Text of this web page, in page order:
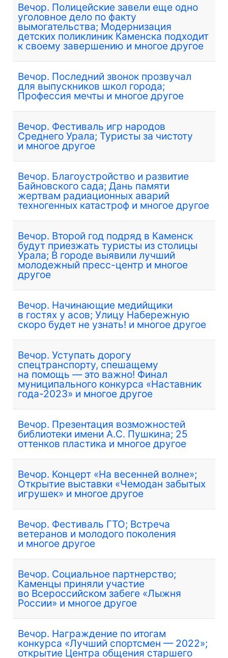
Вечор. Полицейские завели еще одно
уголовное дело по факту
вымогательства; Модернизация
детских поликлиник Каменска подходит
к своему завершению и многое другое
Вечор. Последний звонок прозвучал
для выпускников школ города;
Профессия мечты и многое другое
Вечор. Фестиваль игр народов
Среднего Урала; Туристы за чистоту
и многое другое
Вечор. Благоустройство и развитие
Байновского сада; Дань памяти
жертвам радиационных аварий
техногенных катастроф и многое другое
Вечор. Второй год подряд в Каменск
будут приезжать туристы из столицы
Урала; В городе выявили лучший
молодежный пресс-центр и многое
другое
Вечор. Начинающие медийщики
в гостях у асов; Улицу Набережную
скоро будет не узнать! и многое другое
Вечор. Уступать дорогу
спецтранспорту, спешащему
на помощь — это важно! Финал
муниципального конкурса «Наставник
года-2023» и многое другое
Вечор. Презентация возможностей
библиотеки имени А.С. Пушкина; 25
оттенков пластика и многое другое
Вечор. Концерт «На весенней волне»;
Открытие выставки «Чемодан забытых
игрушек» и многое другое
Вечор. Фестиваль ГТО; Встреча
ветеранов и молодого поколения
и многое другое
Вечор. Социальное партнерство;
Каменцы приняли участие
во Всероссийском забеге «Лыжня
России» и многое другое
Вечор. Награждение по итогам
конкурса «Лучший спортсмен — 2022»;
открытие Центра общения старшего